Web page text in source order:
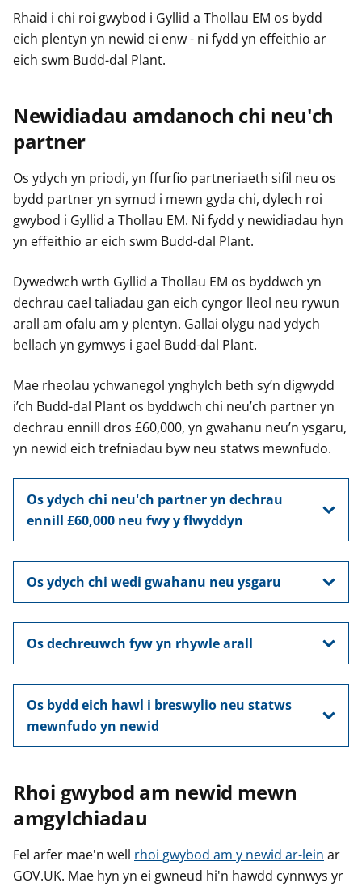
Rhaid i chi roi gwybod i Gyllid a Thollau EM os bydd
eich plentyn yn newid ei enw - ni fydd yn effeithio ar
eich swm Budd-dal Plant.
Newidiadau amdanoch chi neu'ch
partner
Os ydych yn priodi, yn ffurfio partneriaeth sifil neu os
bydd partner yn symud i mewn gyda chi, dylech roi
gwybod i Gyllid a Thollau EM. Ni fydd y newidiadau hyn
yn effeithio ar eich swm Budd-dal Plant.
Dywedwch wrth Gyllid a Thollau EM os byddwch yn
dechrau cael taliadau gan eich cyngor lleol neu rywun
arall am ofalu am y plentyn. Gallai olygu nad ydych
bellach yn gymwys i gael Budd-dal Plant.
Mae rheolau ychwanegol ynghylch beth sy’n digwydd
i’ch Budd-dal Plant os byddwch chi neu’ch partner yn
dechrau ennill dros £60,000, yn gwahanu neu’n ysgaru,
yn newid eich trefniadau byw neu statws mewnfudo.
Os ydych chi neu'ch partner yn dechrau
ennill £60,000 neu fwy y flwyddyn
Os ydych chi wedi gwahanu neu ysgaru
Os dechreuwch fyw yn rhywle arall
Os bydd eich hawl i breswylio neu statws
mewnfudo yn newid
Rhoi gwybod am newid mewn
amgylchiadau
Fel arfer mae'n well rhoi gwybod am y newid ar-lein ar
GOV.UK. Mae hyn yn ei gwneud hi'n hawdd cynnwys yr